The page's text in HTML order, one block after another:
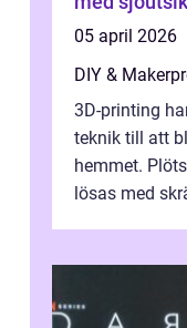
05 april 2026
DIY &
3D-printing
teknik till att
hemmet.
lösas med